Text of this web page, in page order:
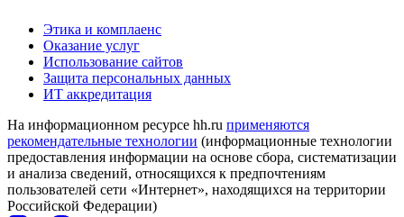
Этика и комплаенс
Оказание услуг
Использование сайтов
Защита персональных данных
ИТ аккредитация
На информационном ресурсе hh.ru применяются
рекомендательные технологии (информационные технологии
предоставления информации на основе сбора, систематизации
и анализа сведений, относящихся к предпочтениям
пользователей сети «Интернет», находящихся на территории
Российской Федерации)